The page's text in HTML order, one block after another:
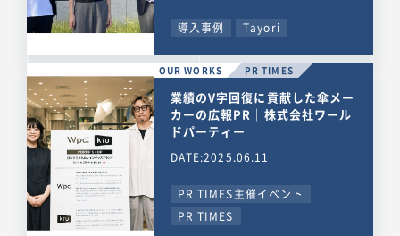
導入事例 Tayori
OUR WORKS PR TIMES
業績のV字回復に貢献した傘メー
カーの広報PR｜株式会社ワール
ドパーティー
DATE:2025.06.11
PR TIMES主催イベント
PR TIMES